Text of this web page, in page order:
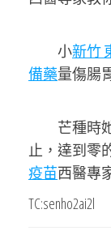
小新竹
備藥量傷腸
芒種時她
止，達到零
疫苗西醫專
TC:senho2ai2l